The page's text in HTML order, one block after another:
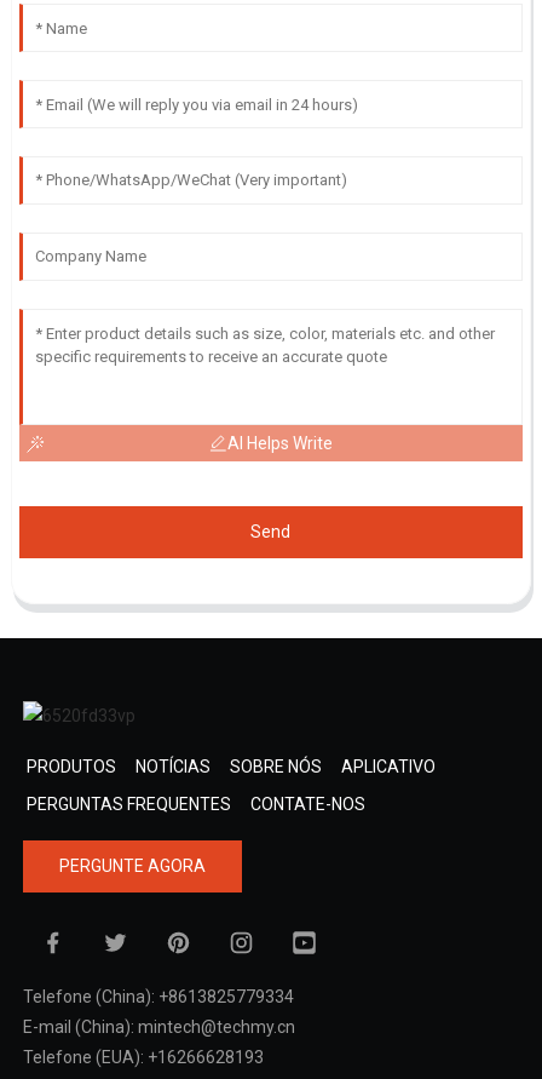
AI Helps Write
Send
PRODUTOS NOTÍCIAS SOBRE NÓS
APLICATIVO
PERGUNTAS FREQUENTES
CONTATE-NOS
PERGUNTE AGORA
Telefone (China): +8613825779334
E-mail (China): mintech@techmy.cn
Telefone (EUA): +16266628193